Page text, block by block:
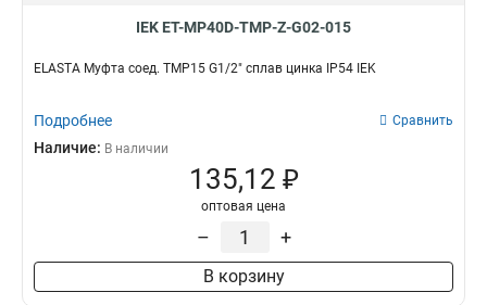
IEK ET-MP40D-TMP-Z-G02-015
ELASTA Муфта соед. TMP15 G1/2" сплав цинка IP54 IEK
Подробнее Сравнить
Наличие: В наличии
135,12 ₽
оптовая цена
– +
В корзину